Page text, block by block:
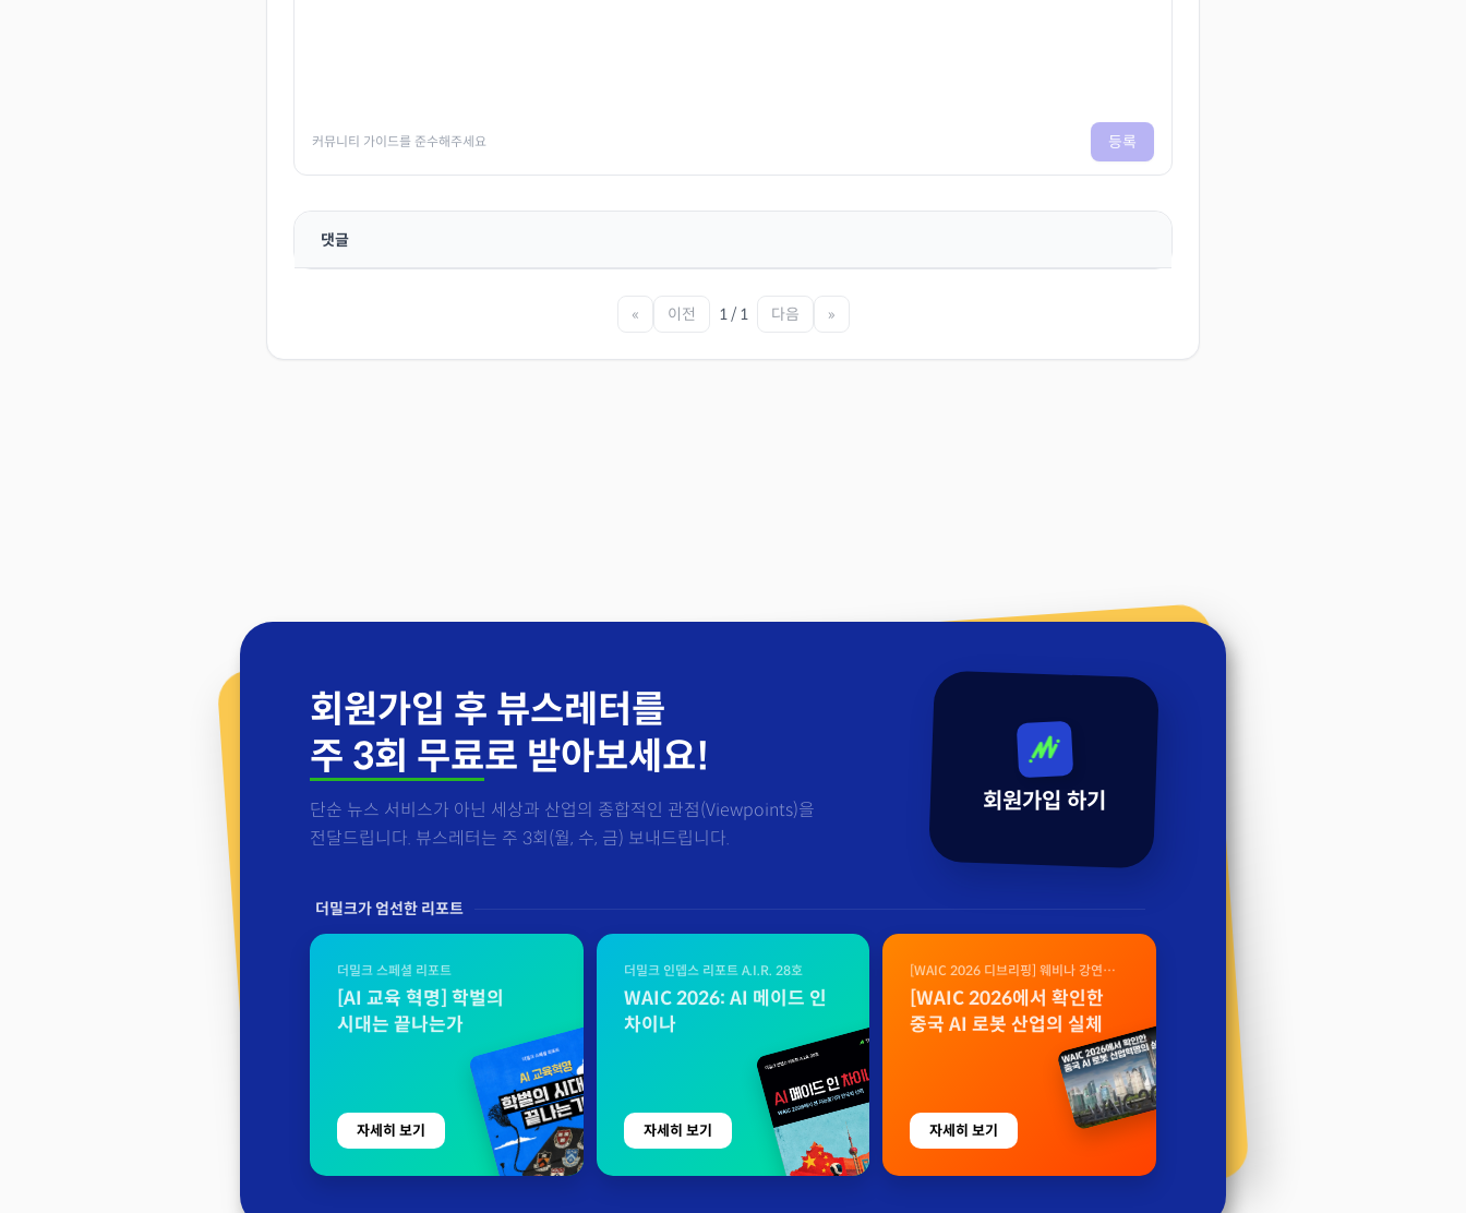
커뮤니티 가이드를 준수해주세요 등록
댓글
« 이전 1 / 1 다음 »
회원가입 후 뷰스레터를
주 3회 무료로 받아보세요!
단순 뉴스 서비스가 아닌 세상과 산업의 종합적인 관점(Viewpoints)을
전달드립니다. 뷰스레터는 주 3회(월, 수, 금) 보내드립니다.
회원가입 하기
더밀크가 엄선한 리포트
더밀크 스페셜 리포트
[AI 교육 혁명] 학벌의
시대는 끝나는가
자세히 보기
더밀크 인뎁스 리포트 A.I.R. 28호
WAIC 2026: AI 메이드 인
차이나
자세히 보기
[WAIC 2026 디브리핑] 웨비나 강연
자료
[WAIC 2026에서 확인한
중국 AI 로봇 산업의 실체
자세히 보기